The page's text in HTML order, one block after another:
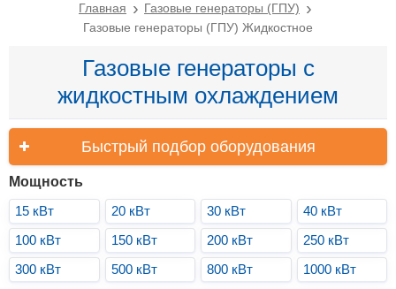
Главная
Газовые генераторы (ГПУ)
Газовые генераторы (ГПУ) Жидкостное
Газовые генераторы с
жидкостным охлаждением
Быстрый подбор оборудования
Мощность
15 кВт
20 кВт 30 кВт
40 кВт
100 кВт
150 кВт 200 кВт
250 кВт
300 кВт
500 кВт 800 кВт 1000 кВт